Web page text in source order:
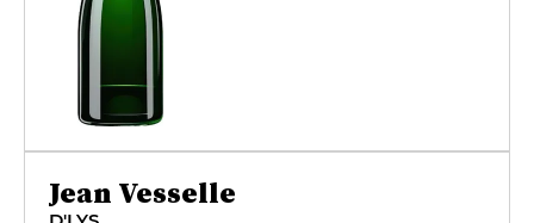
Jean Vesselle